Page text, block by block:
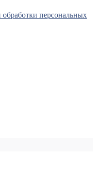
персональных